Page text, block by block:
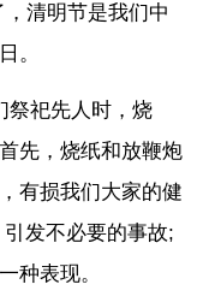
清明节是我们中
。
祭祀先人时，烧
先，烧纸和放鞭炮
有损我们大家的健
发不必要的事故;
种表现。